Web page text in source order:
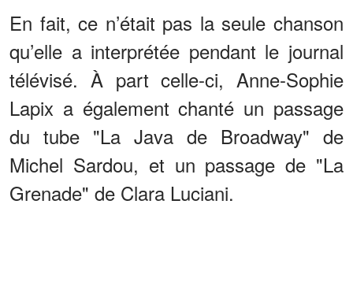
En fait, ce n’était pas la seule chanson
qu’elle a interprétée pendant le journal
télévisé. À part celle-ci, Anne-Sophie
Lapix a également chanté un passage
du tube "La Java de Broadway" de
Michel Sardou, et un passage de "La
Grenade" de Clara Luciani.